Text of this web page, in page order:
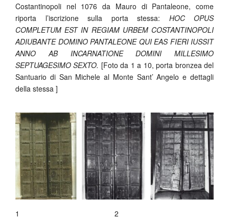
Costantinopoli nel 1076 da Mauro di Pantaleone, come
riporta l’iscrizione sulla porta stessa: HOC OPUS
COMPLETUM EST IN REGIAM URBEM COSTANTINOPOLI
ADIUBANTE DOMINO PANTALEONE QUI EAS FIERI IUSSIT
ANNO AB INCARNATIONE DOMINI MILLESIMO
SEPTUAGESIMO SEXTO. [Foto da 1 a 10, porta bronzea del
Santuario di San Michele al Monte Sant’ Angelo e dettagli
della stessa ]
1 2